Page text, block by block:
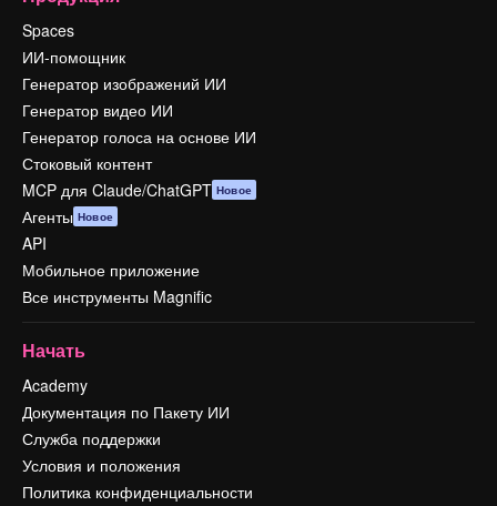
Spaces
ИИ-помощник
Генератор изображений ИИ
Генератор видео ИИ
Генератор голоса на основе ИИ
Стоковый контент
MCP для Claude/ChatGPT Новое
Агенты Новое
API
Мобильное приложение
Все инструменты Magnific
Начать
Academy
Документация по Пакету ИИ
Служба поддержки
Условия и положения
Политика конфиденциальности